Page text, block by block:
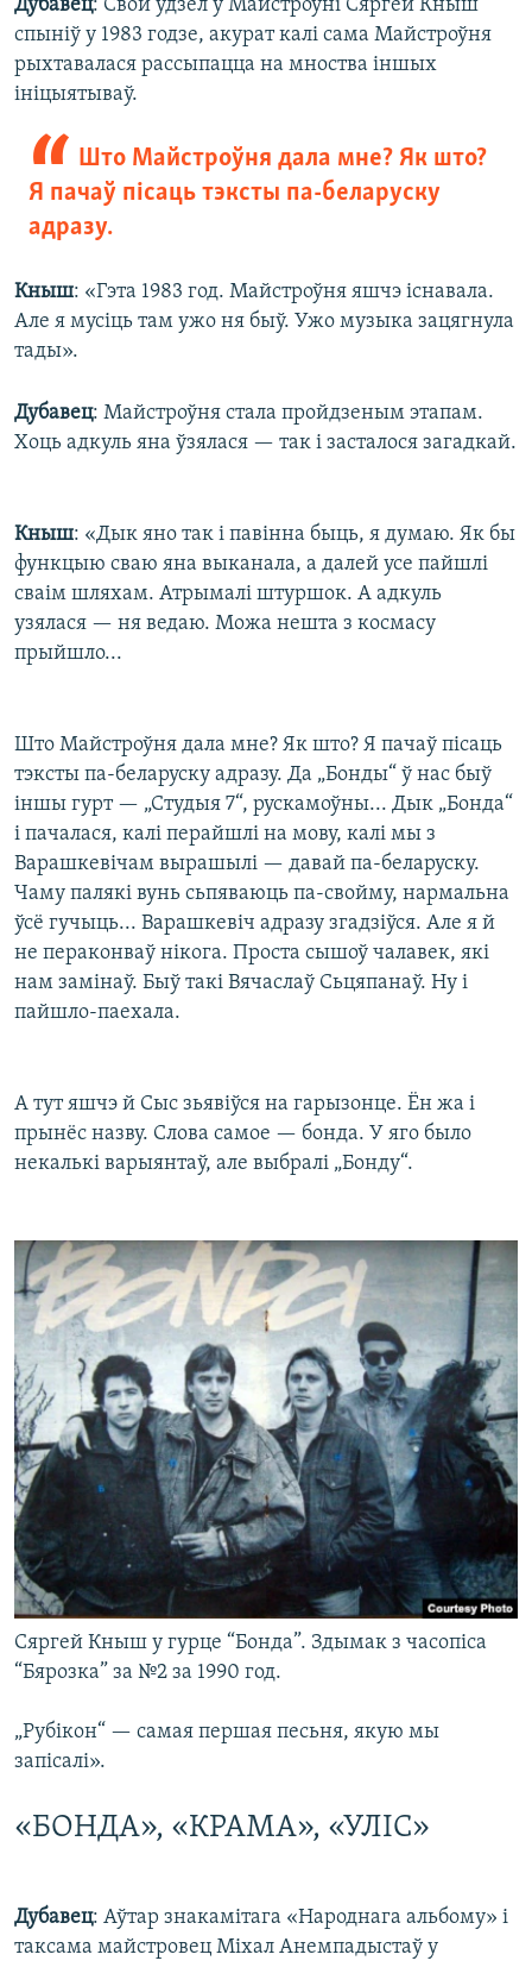
Дубавец: Свой удзел у Майстроўні Сяргей Кныш
спыніў у 1983 годзе, акурат калі сама Майстроўня
рыхтавалася рассыпацца на мноства іншых
ініцыятываў.
Што Майстроўня дала мне? Як што?
Я пачаў пісаць тэксты па-беларуску
адразу.
Кныш: «Гэта 1983 год. Майстроўня яшчэ існавала.
Але я мусіць там ужо ня быў. Ужо музыка зацягнула
тады».
Дубавец: Майстроўня стала пройдзеным этапам.
Хоць адкуль яна ўзялася — так і засталося загадкай.
Кныш: «Дык яно так і павінна быць, я думаю. Як бы
функцыю сваю яна выканала, а далей усе пайшлі
сваім шляхам. Атрымалі штуршок. А адкуль
узялася — ня ведаю. Можа нешта з космасу
прыйшло...
Што Майстроўня дала мне? Як што? Я пачаў пісаць
тэксты па-беларуску адразу. Да „Бонды“ ў нас быў
іншы гурт — „Студыя 7“, рускамоўны... Дык „Бонда“
і пачалася, калі перайшлі на мову, калі мы з
Варашкевічам вырашылі — давай па-беларуску.
Чаму палякі вунь сьпяваюць па-свойму, нармальна
ўсё гучыць... Варашкевіч адразу згадзіўся. Але я й
не пераконваў нікога. Проста сышоў чалавек, які
нам замінаў. Быў такі Вячаслаў Сьцяпанаў. Ну і
пайшло-паехала.
А тут яшчэ й Сыс зьявіўся на гарызонце. Ён жа і
прынёс назву. Слова самое — бонда. У яго было
некалькі варыянтаў, але выбралі „Бонду“.
Сяргей Кныш у гурце “Бонда”. Здымак з часопіса
“Бярозка” за №2 за 1990 год.
„Рубікон“ — самая першая песьня, якую мы
запісалі».
«БОНДА», «КРАМА», «УЛІС»
Дубавец: Аўтар знакамітага «Народнага альбому» і
таксама майстровец Міхал Анемпадыстаў у